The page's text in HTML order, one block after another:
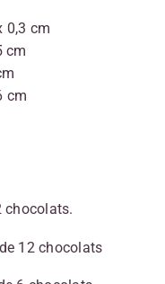
0,3 cm
cm
cm
chocolats.
12 chocolats